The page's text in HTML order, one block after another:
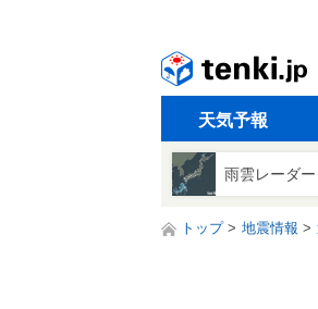
天気予報
雨雲レーダー
トップ 地震情報